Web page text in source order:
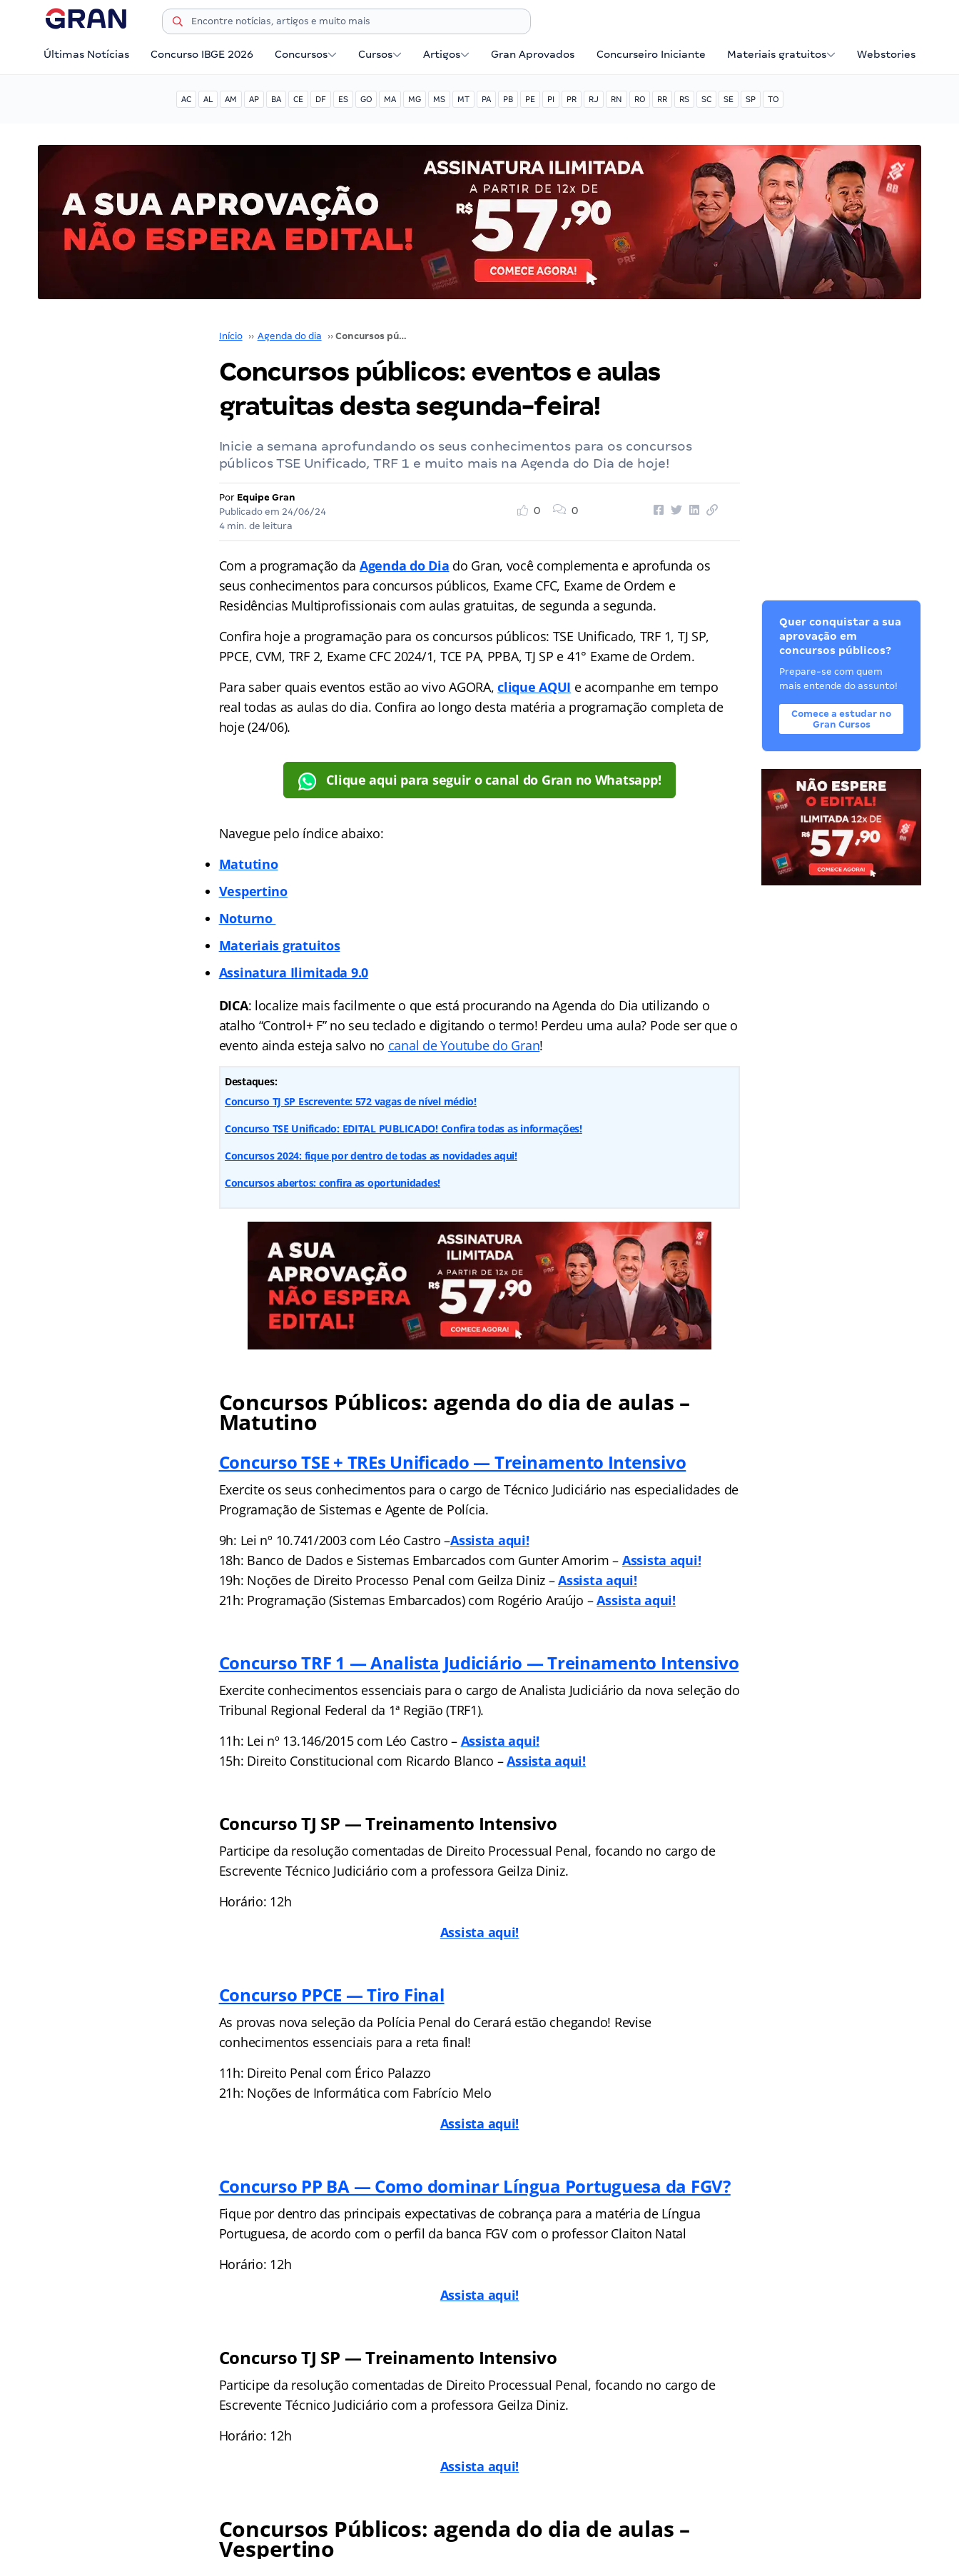
Últimas Notícias Concurso IBGE 2026 Concursos Cursos Artigos Gran Aprovados Concurseiro Iniciante Materiais gratuitos Webstories
AC AL AM AP BA CE DF ES GO MA MG MS MT PA PB PE PI PR RJ RN RO RR RS SC SE SP TO
Início ›› Agenda do dia ›› Concursos públicos: eventos e aulas gratuitas desta segunda-feira!
Concursos públicos: eventos e aulas
gratuitas desta segunda-feira!
Inicie a semana aprofundando os seus conhecimentos para os concursos
públicos TSE Unificado, TRF 1 e muito mais na Agenda do Dia de hoje!
Por Equipe Gran
Publicado em 24/06/24
4 min. de leitura
0 0
Com a programação da Agenda do Dia do Gran, você complementa e aprofunda os
seus conhecimentos para concursos públicos, Exame CFC, Exame de Ordem e
Residências Multiprofissionais com aulas gratuitas, de segunda a segunda.
Confira hoje a programação para os concursos públicos: TSE Unificado, TRF 1, TJ SP,
PPCE, CVM, TRF 2, Exame CFC 2024/1, TCE PA, PPBA, TJ SP e 41° Exame de Ordem.
Para saber quais eventos estão ao vivo AGORA,clique AQUI e acompanhe em tempo
real todas as aulas do dia. Confira ao longo desta matéria a programação completa de
hoje (24/06).
Clique aqui para seguir o canal do Gran no Whatsapp!
Navegue pelo índice abaixo:
Matutino
Vespertino
Noturno
Materiais gratuitos
Assinatura Ilimitada 9.0
DICA: localize mais facilmente o que está procurando na Agenda do Dia utilizando o
atalho “Control+ F” no seu teclado e digitando o termo! Perdeu uma aula? Pode ser que o
evento ainda esteja salvo no canal de Youtube do Gran!
Destaques:
Concurso TJ SP Escrevente: 572 vagas de nível médio!
Concurso TSE Unificado: EDITAL PUBLICADO! Confira todas as informações!
Concursos 2024: fique por dentro de todas as novidades aqui!
Concursos abertos: confira as oportunidades!
Concursos Públicos: agenda do dia de aulas –
Matutino
Concurso TSE + TREs Unificado — Treinamento Intensivo
Exercite os seus conhecimentos para o cargo de Técnico Judiciário nas especialidades de
Programação de Sistemas e Agente de Polícia.
9h: Lei nº 10.741/2003 com Léo Castro –Assista aqui!
18h: Banco de Dados e Sistemas Embarcados com Gunter Amorim – Assista aqui!
19h: Noções de Direito Processo Penal com Geilza Diniz –Assista aqui!
21h: Programação (Sistemas Embarcados) com Rogério Araújo –Assista aqui!
Concurso TRF 1 — Analista Judiciário — Treinamento Intensivo
Exercite conhecimentos essenciais para o cargo de Analista Judiciário da nova seleção do
Tribunal Regional Federal da 1ª Região (TRF1).
11h: Lei nº 13.146/2015 com Léo Castro – Assista aqui!
15h: Direito Constitucional com Ricardo Blanco –Assista aqui!
Concurso TJ SP — Treinamento Intensivo
Participe da resolução comentadas de Direito Processual Penal, focando no cargo de
Escrevente Técnico Judiciário com a professora Geilza Diniz.
Horário: 12h
Assista aqui!
Concurso PPCE — Tiro Final
As provas nova seleção da Polícia Penal do Cerará estão chegando! Revise
conhecimentos essenciais para a reta final!
11h: Direito Penal com Érico Palazzo
21h: Noções de Informática com Fabrício Melo
Assista aqui!
Concurso PP BA — Como dominar Língua Portuguesa da FGV?
Fique por dentro das principais expectativas de cobrança para a matéria de Língua
Portuguesa, de acordo com o perfil da banca FGV com o professor Claiton Natal
Horário: 12h
Assista aqui!
Concurso TJ SP — Treinamento Intensivo
Participe da resolução comentadas de Direito Processual Penal, focando no cargo de
Escrevente Técnico Judiciário com a professora Geilza Diniz.
Horário: 12h
Assista aqui!
Concursos Públicos: agenda do dia de aulas –
Vespertino
Quer conquistar a sua
aprovação em
concursos públicos?
Prepare-se com quem
mais entende do assunto!
Comece a estudar no
Gran Cursos